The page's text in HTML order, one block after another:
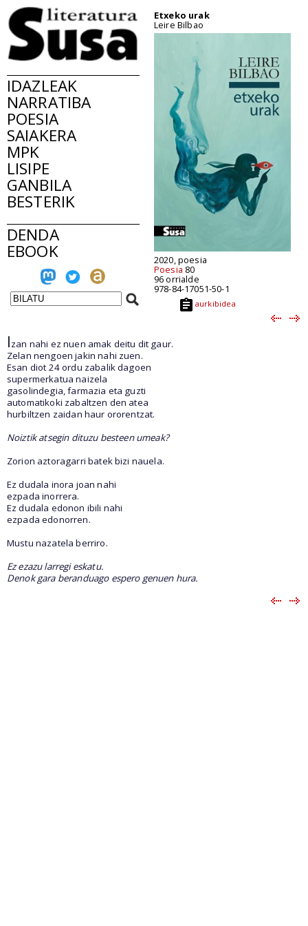
IDAZLEAK
NARRATIBA
POESIA
SAIAKERA
MPK
LISIPE
GANBILA
BESTERIK
DENDA
EBOOK
Etxeko urak
Leire Bilbao
2020, poesia
Poesia 80
96 orrialde
978-84-17051-50-1
aurkibidea
Izan nahi ez nuen amak deitu dit gaur.
Zelan nengoen jakin nahi zuen.
Esan diot 24 ordu zabalik dagoen
supermerkatua naizela
gasolindegia, farmazia eta guzti
automatikoki zabaltzen den atea
hurbiltzen zaidan haur ororentzat.
Noiztik atsegin dituzu besteen umeak?
Zorion aztoragarri batek bizi nauela.
Ez dudala inora joan nahi
ezpada inorrera.
Ez dudala edonon ibili nahi
ezpada edonorren.
Mustu nazatela berriro.
Ez ezazu larregi eskatu.
Denok gara beranduago espero genuen hura.